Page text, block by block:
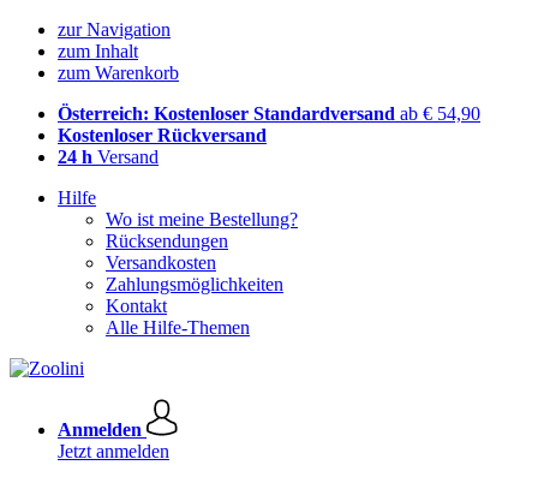
zur Navigation
zum Inhalt
zum Warenkorb
Österreich: Kostenloser Standardversand ab € 54,90
Kostenloser Rückversand
24 h Versand
Hilfe
Wo ist meine Bestellung?
Rücksendungen
Versandkosten
Zahlungsmöglichkeiten
Kontakt
Alle Hilfe-Themen
Anmelden
Jetzt anmelden